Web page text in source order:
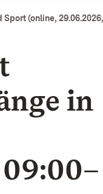
(online, 29.06.2026,
in